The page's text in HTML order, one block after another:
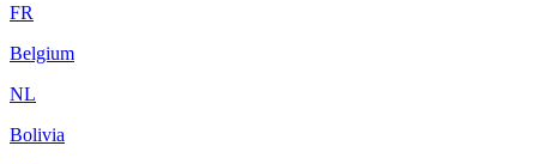
FR
Belgium
NL
Bolivia